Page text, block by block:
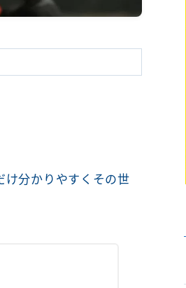
け分かりやすくその世